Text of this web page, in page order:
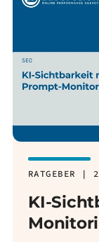
RATGEBER |
KI-